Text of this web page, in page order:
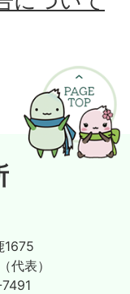
1675
代表）